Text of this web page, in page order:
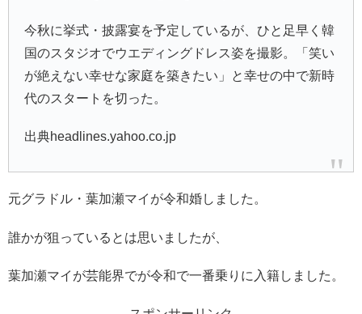
今秋に挙式・披露宴を予定しているが、ひと足早く韓
国のスタジオでウエディングドレス姿を撮影。「笑い
が絶えない幸せな家庭を築きたい」と幸せの中で新時
代のスタートを切った。
出典headlines.yahoo.co.jp
元グラドル・葉加瀬マイが令和婚しました。
誰かが狙っているとは思いましたが、
葉加瀬マイが芸能界でが令和で一番乗りに入籍しました。